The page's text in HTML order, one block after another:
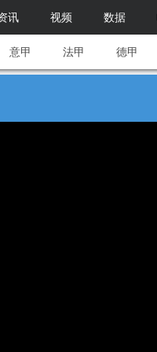
讯 视频 数据
意甲 法甲 德甲